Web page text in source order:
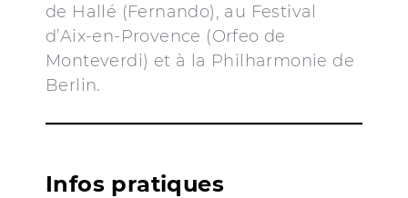
de Hallé (Fernando), au Festival
d’Aix-en-Provence (Orfeo de
Monteverdi) et à la Philharmonie de
Berlin.
Infos pratiques